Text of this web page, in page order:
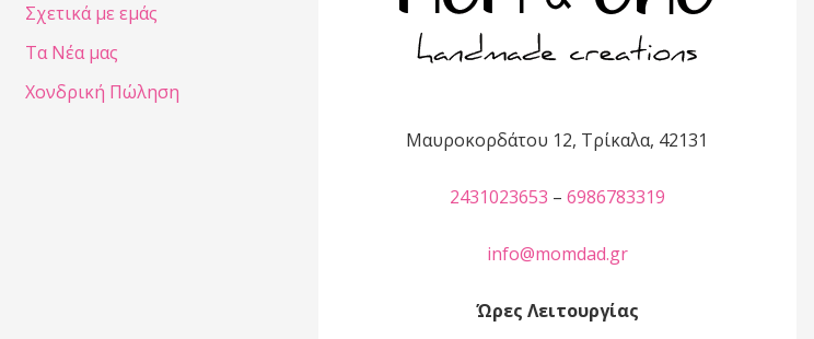
Σχετικά με εμάς
Τα Νέα μας
Χονδρική Πώληση
Μαυροκορδάτου 12, Τρίκαλα, 42131
2431023653 – 6986783319
info@momdad.gr
Ώρες Λειτουργίας